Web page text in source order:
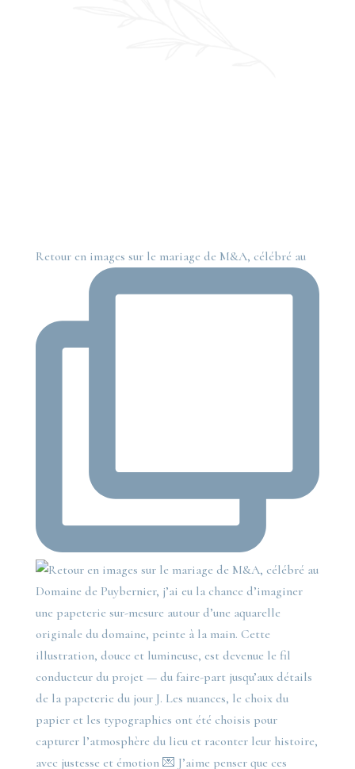
Retour en images sur le mariage de M&A, célébré au